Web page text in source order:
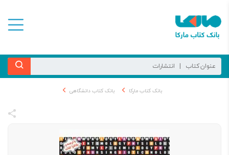
بانک کتاب مارکا بانک کتاب دانشگاهی